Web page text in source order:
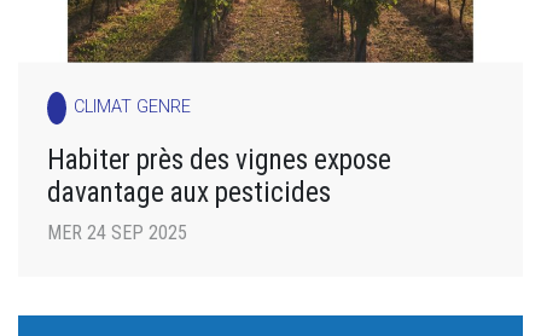
CLIMAT GENRE
Habiter près des vignes expose
davantage aux pesticides
MER 24 SEP 2025